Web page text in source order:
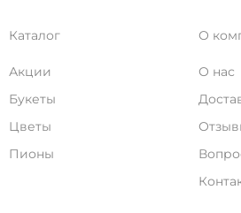
Каталог
Акции
Букеты
Цветы
Пионы
О
О нас